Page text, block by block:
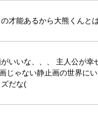
才能あるから大熊くんと
いいな、、、 主人公が幸
じゃない静止画の世界に
だな(